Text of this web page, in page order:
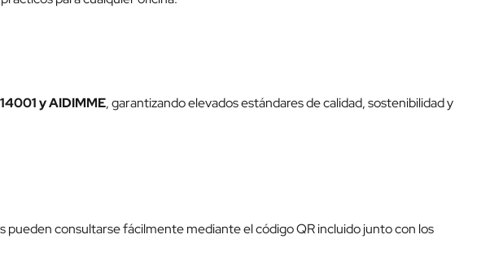
y AIDIMME, garantizando elevados estándares de calidad, sostenibilidad y
consultarse fácilmente mediante el código QR incluido junto con los